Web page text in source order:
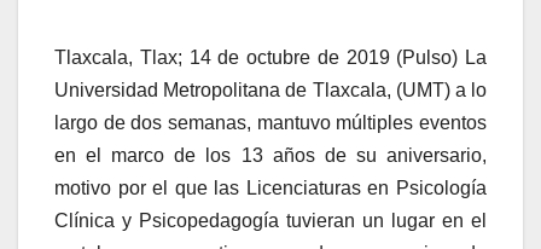
Tlaxcala, Tlax; 14 de octubre de 2019 (Pulso) La
Universidad Metropolitana de Tlaxcala, (UMT) a lo
largo de dos semanas, mantuvo múltiples eventos
en el marco de los 13 años de su aniversario,
motivo por el que las Licenciaturas en Psicología
Clínica y Psicopedagogía tuvieran un lugar en el